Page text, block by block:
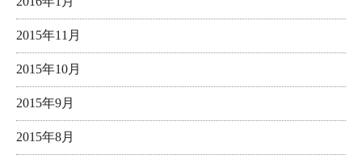
2015年11月
2015年10月
2015年9月
2015年8月